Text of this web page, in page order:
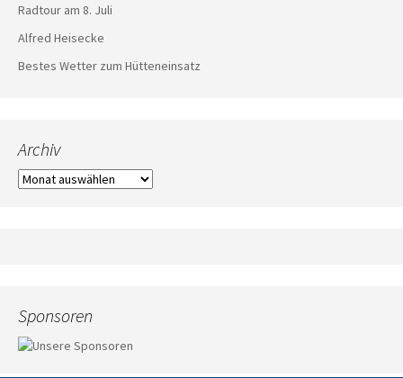
Radtour am 8. Juli
Alfred Heisecke
Bestes Wetter zum Hütteneinsatz
Archiv
Archiv
Sponsoren